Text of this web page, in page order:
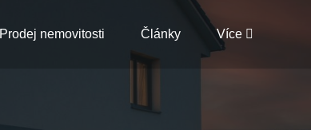
Prodej nemovitosti Články Více